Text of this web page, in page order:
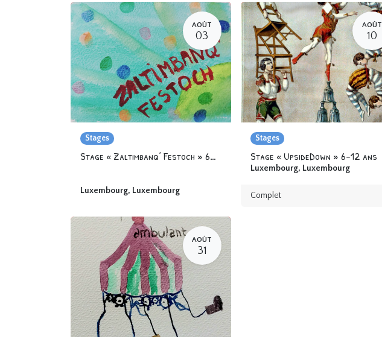
AOÛT
03
Stages
Stage « Zaltimbanq’ Festoch » 6-12 ans
Luxembourg, Luxembourg
AOÛT
10
Stages
Stage « UpsideDown » 6-12 ans
Luxembourg, Luxembourg
Complet
AOÛT
31